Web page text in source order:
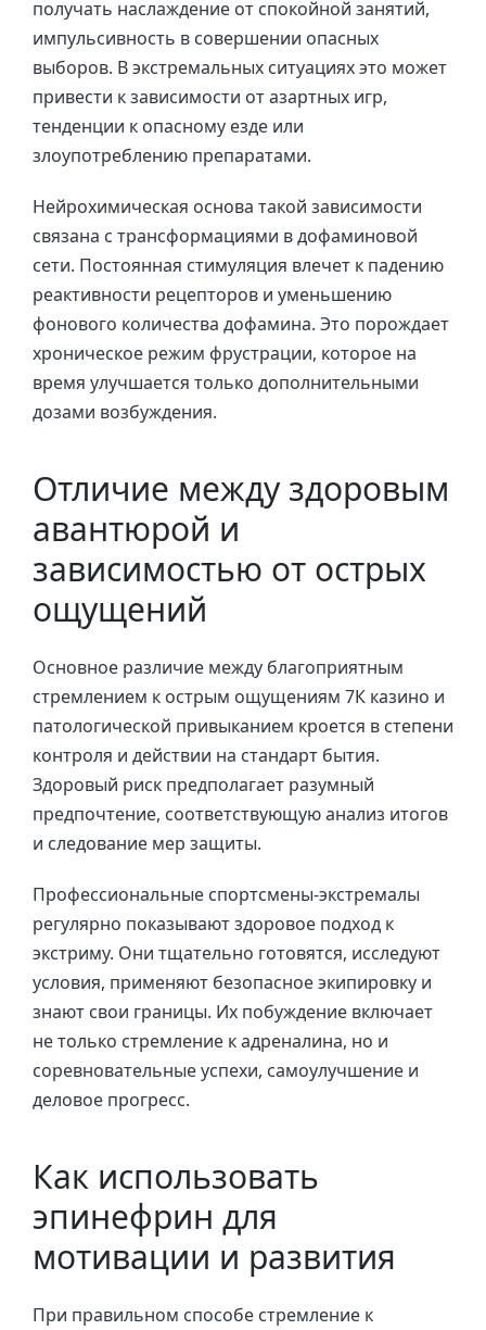
получать наслаждение от спокойной занятий,
импульсивность в совершении опасных
выборов. В экстремальных ситуациях это может
привести к зависимости от азартных игр,
тенденции к опасному езде или
злоупотреблению препаратами.
Нейрохимическая основа такой зависимости
связана с трансформациями в дофаминовой
сети. Постоянная стимуляция влечет к падению
реактивности рецепторов и уменьшению
фонового количества дофамина. Это порождает
хроническое режим фрустрации, которое на
время улучшается только дополнительными
дозами возбуждения.
Отличие между здоровым
авантюрой и
зависимостью от острых
ощущений
Основное различие между благоприятным
стремлением к острым ощущениям 7К казино и
патологической привыканием кроется в степени
контроля и действии на стандарт бытия.
Здоровый риск предполагает разумный
предпочтение, соответствующую анализ итогов
и следование мер защиты.
Профессиональные спортсмены-экстремалы
регулярно показывают здоровое подход к
экстриму. Они тщательно готовятся, исследуют
условия, применяют безопасное экипировку и
знают свои границы. Их побуждение включает
не только стремление к адреналина, но и
соревновательные успехи, самоулучшение и
деловое прогресс.
Как использовать
эпинефрин для
мотивации и развития
При правильном способе стремление к